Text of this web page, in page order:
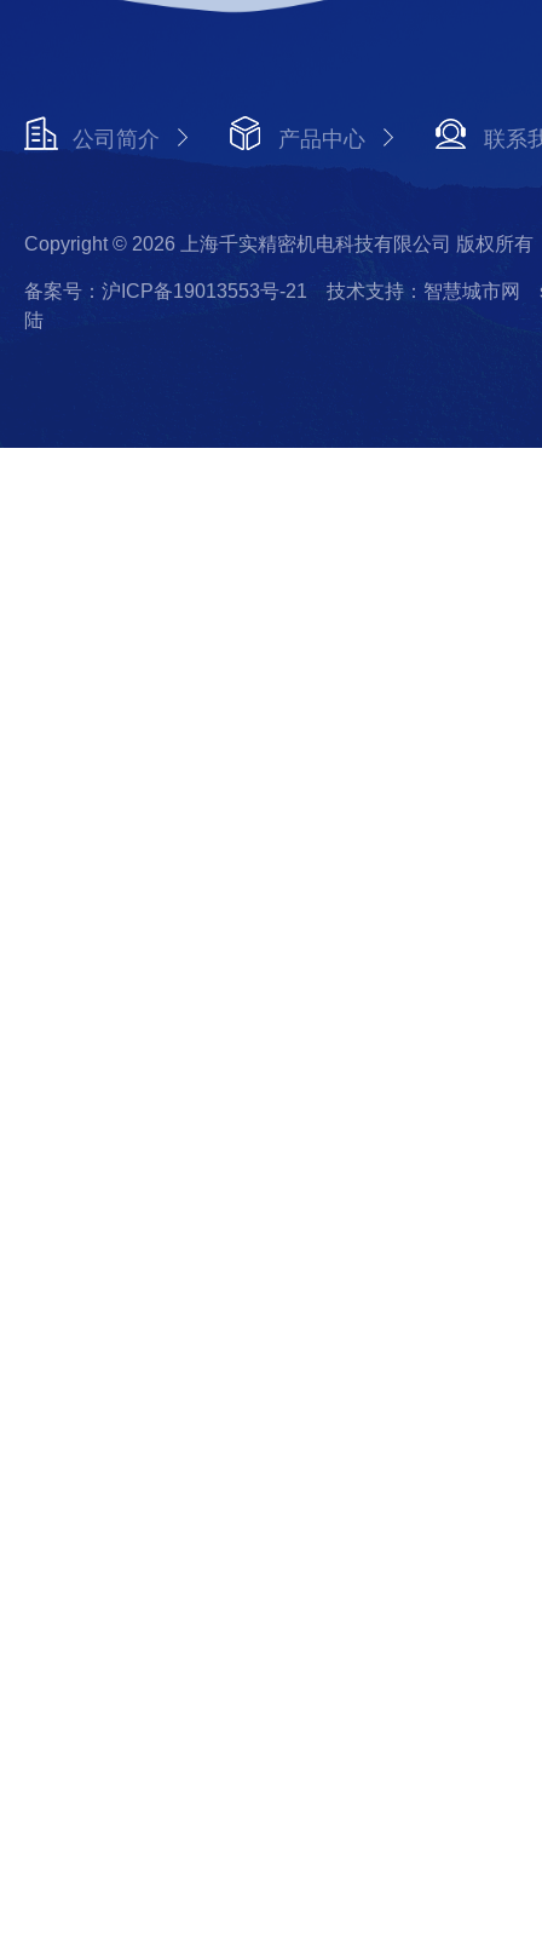
公司简介 产品中心 联系
Copyright © 2026 上海千实精密机电科技有限公司 版权所有
备案号：沪ICP备19013553号-21 技术支持：智慧城市网
陆